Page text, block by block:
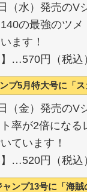
（水）発売のV
の最強のツ
ます！
】…570円（税込
プ5月特大号に「
（金）発売のV
率が2倍にな
ています！
】…520円（税込
ャンプ13号に「海賊